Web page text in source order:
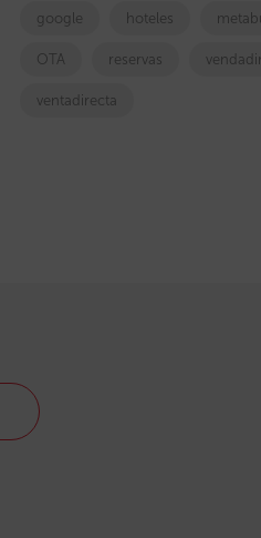
google hoteles
OTA reservas
ventadirecta